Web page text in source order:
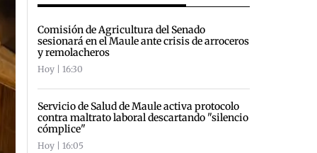
Comisión de Agricultura del Senado
sesionará en el Maule ante crisis de arroceros
y remolacheros
Hoy | 16:30
Servicio de Salud de Maule activa protocolo
contra maltrato laboral descartando "silencio
cómplice"
Hoy | 16:05